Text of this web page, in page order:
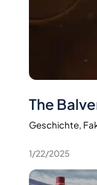
The
Geschichte,
1/22/2025